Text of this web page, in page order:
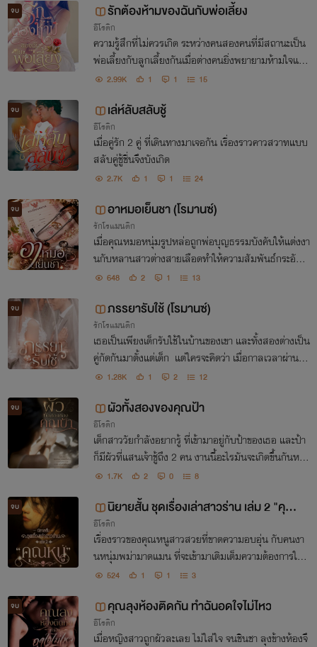
จบ รักต้องห้ามของฉันกับพ่อเลี้ยง
อีโรติก
ความรู้สึกที่ไม่ควรเกิด ระหว่างคนสองคนที่มีสถานะเป็น
พ่อเลี้ยงกับลูกเลี้ยงกันเมื่อต่างคนยิ่งพยายามห้ามใจและ
ความต้องการเอาไว้ยังไง ก็ไม่อาจจะดับไฟตัณหาที่เกิดได
2.99K 1 1 15
จบ เล่ห์ลับสลับชู้
อีโรติก
เมื่อคู่รัก 2 คู่ ที่เดินทางมาเจอกัน เรื่องราวคาวสวาทแบบ
สลับคู่ชู้ชื่นจึงบังเกิด
2.7K 1 1 24
จบ อาหมอเย็นชา (โรมานซ์)
รักโรแมนติก
เมื่อคุณหมอหนุ่มรูปหล่อถูกพ่อบุญธรรมบังคับให้แต่งงา
นกับหลานสาวต่างสายเลือดทำให้ความสัมพันธ์กระอักก
ระอ่วนที่คุณหมอสุดเย็นชาพยายามจะหนีห่างมาตลอดก
648 2 1 13
จบ ภรรยารับใช้ (โรมานซ์)
รักโรแมนติก
เธอเป็นเพียงเด็กรับใช้ในบ้านของเขา และทั้งสองต่างเป็น
คู่กัดกันมาตั้งแต่เด็ก แต่ใครจะคิดว่า เมื่อกาลเวลาผ่านไป
ชายหนุ่มจะเผลอใจให้เธอไปโดยไม่รู้ตัว
1.28K 1 2 12
จบ ผัวทั้งสองของคุณป้า
อีโรติก
เด็กสาววัยกำลังอยากรู้ ที่เข้ามาอยู่กับป้าของเธอ และป้า
ก็มีผัวที่แสนเจ้าชู้ถึง 2 คน งานนี้อะไรมันจะเกิดขึ้นกันหล
ะ!? 1.7K 2 0 8
จบ
นิยายสั้น ชุดเรื่องเล่าสาวร่าน เล่ม 2 "คุณห
นู"
อีโรติก
เรื่องราวของคุณหนูสาวสวยที่ขาดความอบอุ่น กับคนงา
นหนุ่มพม่ามาดแมน ที่จะเข้ามาเติมเต็มความต้องการให้กั
บเธอ524 1 1 3
จบ คุณลุงห้องติดกัน ทำฉันอดใจไม่ไหว
อีโรติก
เมื่อหญิงสาวถูกผัวละเลย ไม่ใส่ใจ จนชินชา ลุงข้างห้องจึ